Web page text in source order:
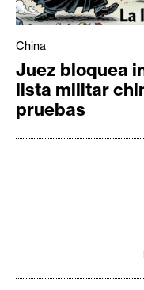
China
Juez bloquea
lista militar
pruebas